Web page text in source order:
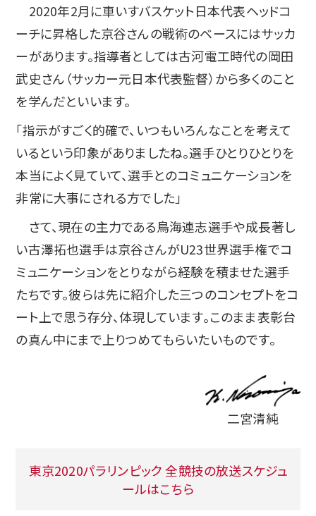
2020年2月に車いすバスケット日本代表ヘッドコ
ーチに昇格した京谷さんの戦術のベースにはサッカ
ーがあります。指導者としては古河電工時代の岡田
武史さん（サッカー元日本代表監督）から多くのこと
を学んだといいます。
「指示がすごく的確で、いつもいろんなことを考えて
いるという印象がありましたね。選手ひとりひとりを
本当によく見ていて、選手とのコミュニケーションを
非常に大事にされる方でした」
さて、現在の主力である鳥海連志選手や成長著し
い古澤拓也選手は京谷さんがU23世界選手権でコ
ミュニケーションをとりながら経験を積ませた選手
たちです。彼らは先に紹介した三つのコンセプトをコ
ート上で思う存分、体現しています。このまま表彰台
の真ん中にまで上りつめてもらいたいものです。
二宮清純
東京2020パラリンピック 全競技の放送スケジュ
ールはこちら